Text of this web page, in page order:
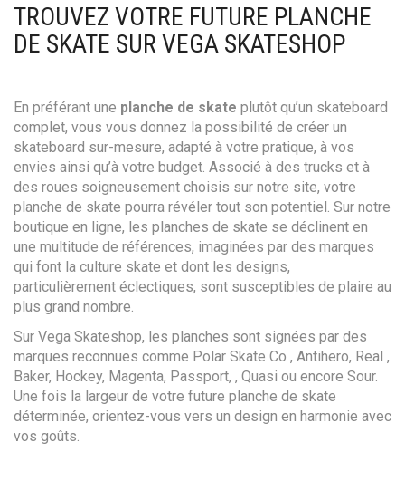
TROUVEZ VOTRE FUTURE PLANCHE
DE SKATE SUR VEGA SKATESHOP
En préférant une planche de skate plutôt qu’un skateboard
complet, vous vous donnez la possibilité de créer un
skateboard sur-mesure, adapté à votre pratique, à vos
envies ainsi qu’à votre budget. Associé à des trucks et à
des roues soigneusement choisis sur notre site, votre
planche de skate pourra révéler tout son potentiel. Sur notre
boutique en ligne, les planches de skate se déclinent en
une multitude de références, imaginées par des marques
qui font la culture skate et dont les designs,
particulièrement éclectiques, sont susceptibles de plaire au
plus grand nombre.
Sur Vega Skateshop, les planches sont signées par des
marques reconnues comme Polar Skate Co , Antihero, Real ,
Baker, Hockey, Magenta, Passport, , Quasi ou encore Sour.
Une fois la largeur de votre future planche de skate
déterminée, orientez-vous vers un design en harmonie avec
vos goûts.